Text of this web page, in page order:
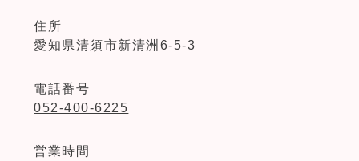
住所
愛知県清須市新清洲6-5-3
電話番号
052-400-6225
営業時間